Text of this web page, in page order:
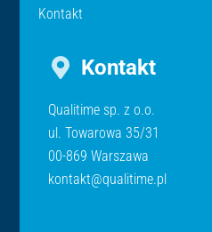
Kontakt
Kontakt
Qualitime sp. z o.o.
ul. Towarowa 35/31
00-869 Warszawa
kontakt@qualitime.pl